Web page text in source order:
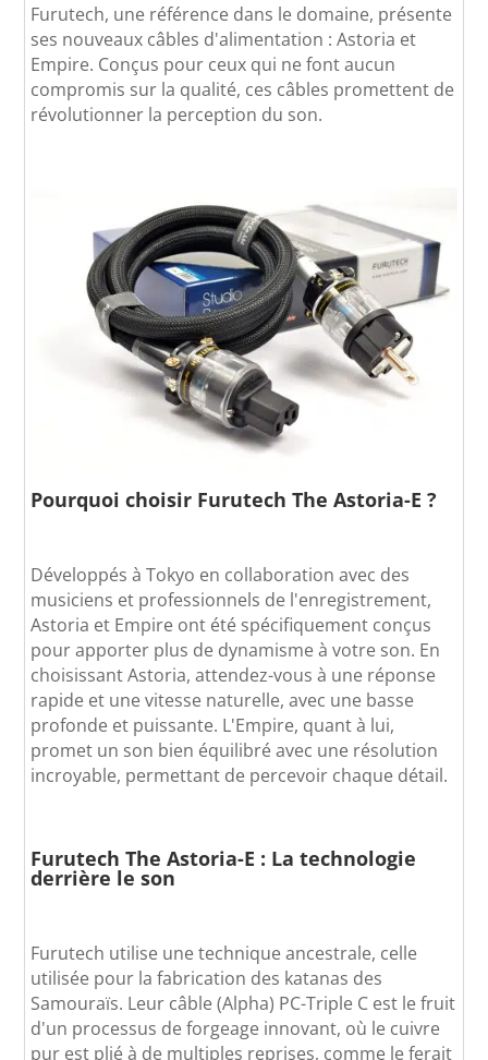
Furutech, une référence dans le domaine, présente
ses nouveaux câbles d'alimentation : Astoria et
Empire. Conçus pour ceux qui ne font aucun
compromis sur la qualité, ces câbles promettent de
révolutionner la perception du son.
Pourquoi choisir Furutech The Astoria-E ?
Développés à Tokyo en collaboration avec des
musiciens et professionnels de l'enregistrement,
Astoria et Empire ont été spécifiquement conçus
pour apporter plus de dynamisme à votre son. En
choisissant Astoria, attendez-vous à une réponse
rapide et une vitesse naturelle, avec une basse
profonde et puissante. L'Empire, quant à lui,
promet un son bien équilibré avec une résolution
incroyable, permettant de percevoir chaque détail.
Furutech The Astoria-E : La technologie
derrière le son
Furutech utilise une technique ancestrale, celle
utilisée pour la fabrication des katanas des
Samouraïs. Leur câble (Alpha) PC-Triple C est le fruit
d'un processus de forgeage innovant, où le cuivre
pur est plié à de multiples reprises, comme le ferait